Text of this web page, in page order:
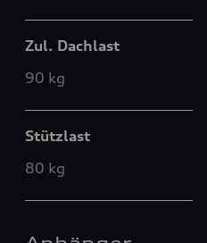
Zul. Dachlast
90 kg
Stützlast
80 kg